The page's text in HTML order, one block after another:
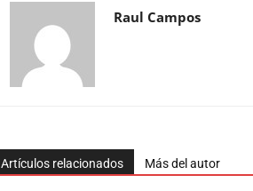
Raul Campos
Artículos relacionados Más del autor